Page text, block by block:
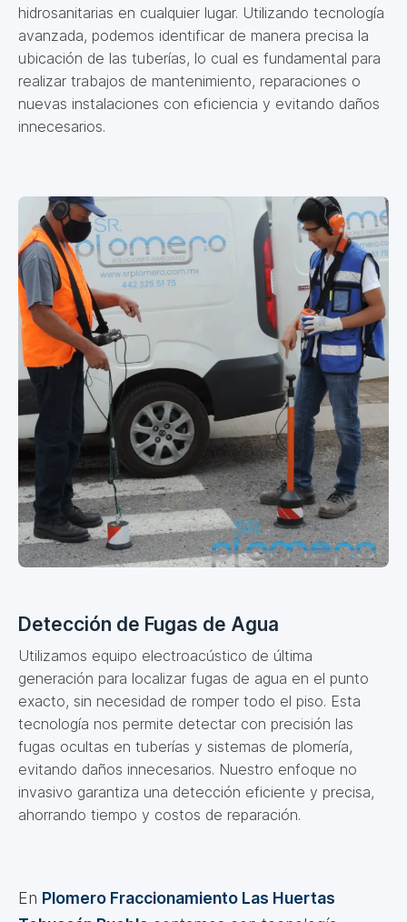
hidrosanitarias en cualquier lugar. Utilizando tecnología
avanzada, podemos identificar de manera precisa la
ubicación de las tuberías, lo cual es fundamental para
realizar trabajos de mantenimiento, reparaciones o
nuevas instalaciones con eficiencia y evitando daños
innecesarios.
Detección de Fugas de Agua
Utilizamos equipo electroacústico de última
generación para localizar fugas de agua en el punto
exacto, sin necesidad de romper todo el piso. Esta
tecnología nos permite detectar con precisión las
fugas ocultas en tuberías y sistemas de plomería,
evitando daños innecesarios. Nuestro enfoque no
invasivo garantiza una detección eficiente y precisa,
ahorrando tiempo y costos de reparación.
En Plomero Fraccionamiento Las Huertas